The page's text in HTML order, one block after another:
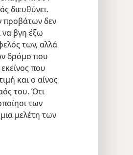
διευθύνει.
προβάτων δεν
να βγη έξω
των, αλλά
δρόμο που
που
και ο αίνος
του. Ότι
των
μελέτη των